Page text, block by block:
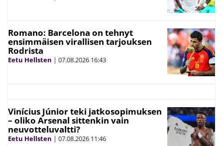
Romano: Barcelona on tehnyt
ensimmäisen virallisen tarjouksen
Rodrista
Eetu Hellsten | 07.08.2026 16:43
Vinícius Júnior teki jatkosopimuksen
– oliko Arsenal sittenkin vain
neuvotteluvaltti?
Eetu Hellsten | 07.08.2026 11:46